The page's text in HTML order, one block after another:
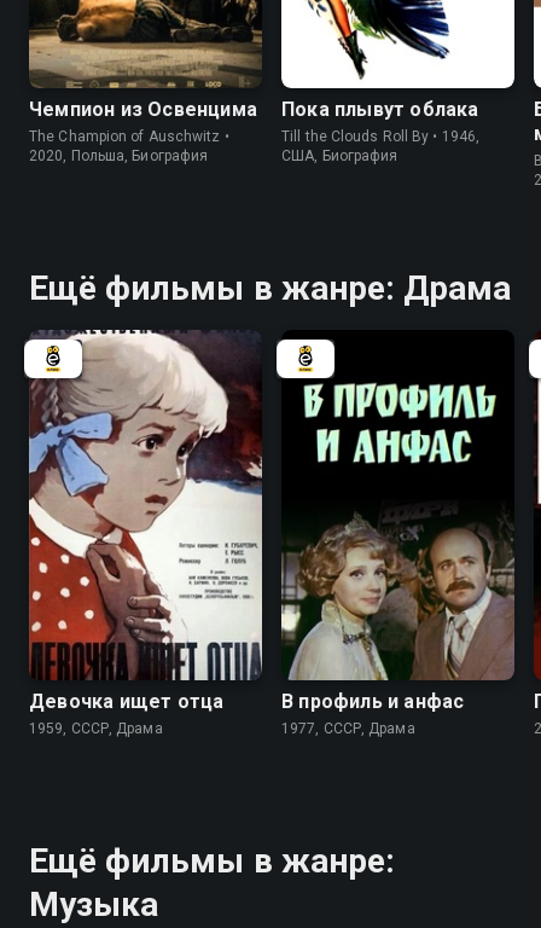
7.5 6.7
Чемпион из Освенцима
The Champion of Auschwitz •
2020, Польша, Биография
6.4
Пока плывут облака
Till the Clouds Roll By • 1946,
США, Биография
Ещё фильмы в жанре: Драма
7.3
Девочка ищет отца
1959, СССР, Драма
6.6
В профиль и анфас
1977, СССР, Драма
Ещё фильмы в жанре:
Музыка